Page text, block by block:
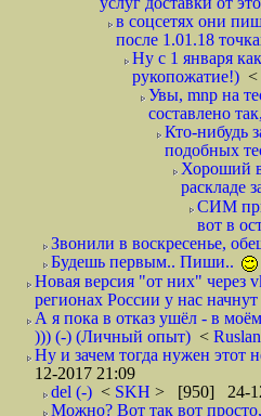
в соцсетях они
после 1.01.18
Ну с 1 января
рукопожатие!) <
Увы, mnp на
составлено
Кто-нибудь
подобных
Хороший
раскладе
СИМ
вот в
Звонили в воскресенье,
Будешь первым.. Пиши..
Новая версия "от них"
регионах России у нас
А я пока в отказ ушёл - в
))) (-) (Личный опыт) <
Ну и зачем тогда нужен
12-2017 21:09
del (-) < SKH > [950] 24-
Можно? Вот так вот